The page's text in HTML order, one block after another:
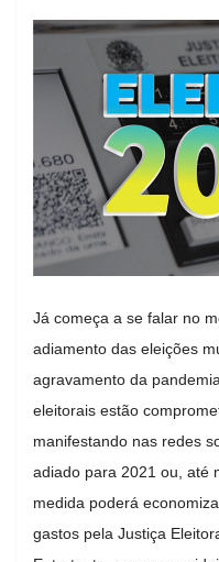
Já começa a se falar no
adiamento das eleições
agravamento da
eleitorais estão
manifestando nas redes
adiado para 2021 ou, até
medida poderá
gastos pela Justiça